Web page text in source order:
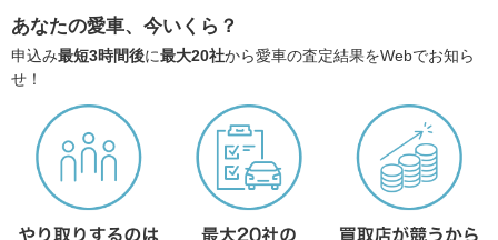
あなたの愛車、今いくら？
申込み最短3時間後に最大20社から愛車の査定結果をWebでお知ら
せ！